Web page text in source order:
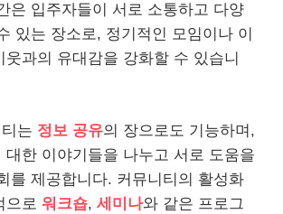
은 입주자들이 서로 소통하고 다양
있는 장소로, 정기적인 모임이나 이
웃과의 유대감을 강화할 수 있습니
는 정보 공유의 장으로도 기능하며,
대한 이야기들을 나누고 서로 도움을
를 제공합니다. 커뮤니티의 활성화
으로 워크숍, 세미나와 같은 프로그